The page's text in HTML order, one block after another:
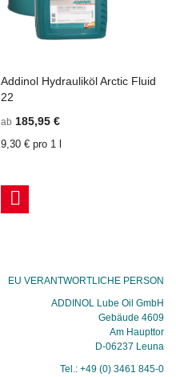
Addinol Hydrauliköl Arctic Fluid
22
ab 185,95 €
9,30 € pro 1 l
EU VERANTWORTLICHE PERSON
ADDINOL Lube Oil GmbH
Gebäude 4609
Am Haupttor
D-06237 Leuna
Tel.: +49 (0) 3461 845-0